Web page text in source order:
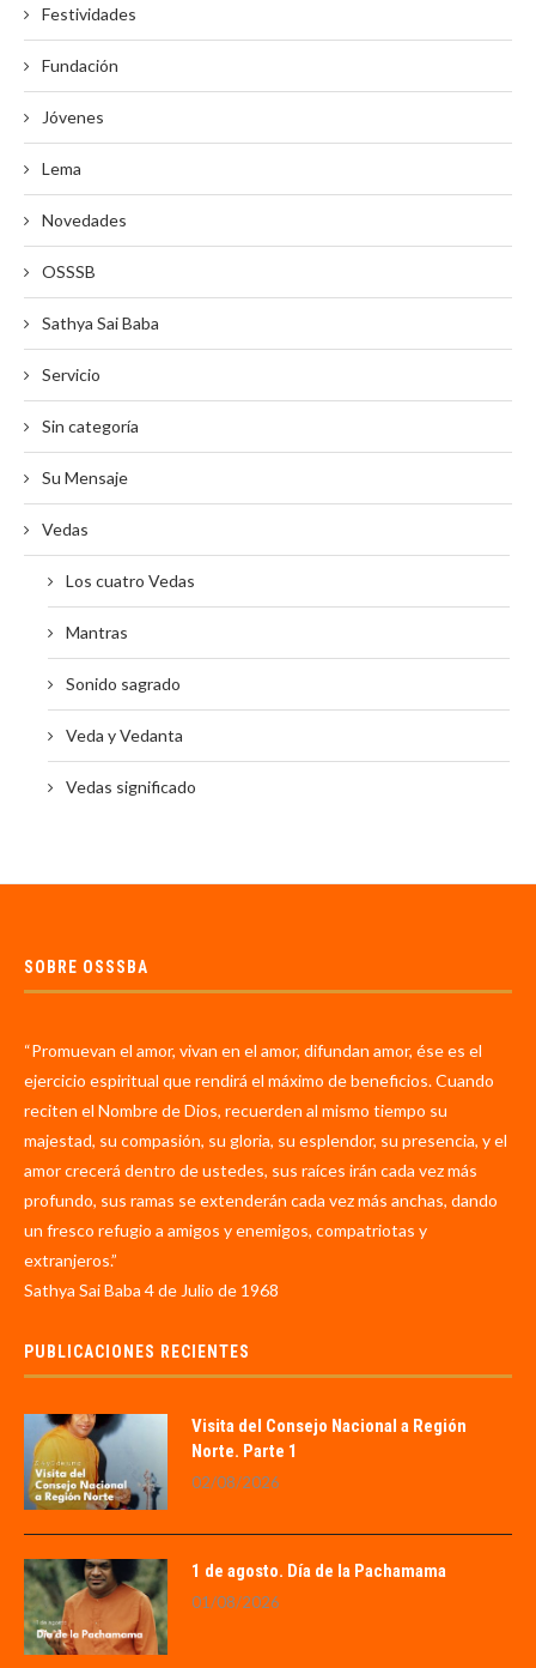
Festividades
Fundación
Jóvenes
Lema
Novedades
OSSSB
Sathya Sai Baba
Servicio
Sin categoría
Su Mensaje
Vedas
Los cuatro Vedas
Mantras
Sonido sagrado
Veda y Vedanta
Vedas significado
SOBRE OSSSBA
“Promuevan el amor, vivan en el amor, difundan amor, ése es el
ejercicio espiritual que rendirá el máximo de beneficios. Cuando
reciten el Nombre de Dios, recuerden al mismo tiempo su
majestad, su compasión, su gloria, su esplendor, su presencia, y el
amor crecerá dentro de ustedes, sus raíces irán cada vez más
profundo, sus ramas se extenderán cada vez más anchas, dando
un fresco refugio a amigos y enemigos, compatriotas y
extranjeros.”
Sathya Sai Baba 4 de Julio de 1968
PUBLICACIONES RECIENTES
Visita del Consejo Nacional a Región
Norte. Parte 1
02/08/2026
1 de agosto. Día de la Pachamama
01/08/2026